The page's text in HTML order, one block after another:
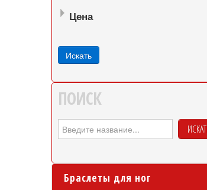
Цена
ПОИСК
Браслеты для ног